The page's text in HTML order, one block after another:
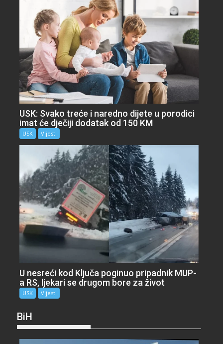
USK: Svako treće i naredno dijete u porodici
imat će dječiji dodatak od 150 KM
USK Vijesti
U nesreći kod Ključa poginuo pripadnik MUP-
a RS, ljekari se drugom bore za život
USK Vijesti
BiH